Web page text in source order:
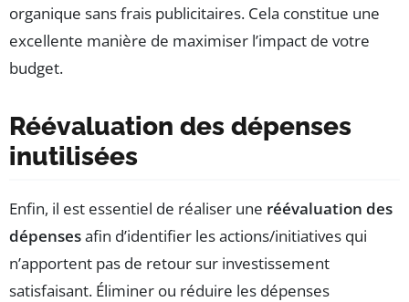
organique sans frais publicitaires. Cela constitue une
excellente manière de maximiser l’impact de votre
budget.
Réévaluation des dépenses
inutilisées
Enfin, il est essentiel de réaliser une réévaluation des
dépensesafin d’identifier les actions/initiatives qui
n’apportent pas de retour sur investissement
satisfaisant. Éliminer ou réduire les dépenses